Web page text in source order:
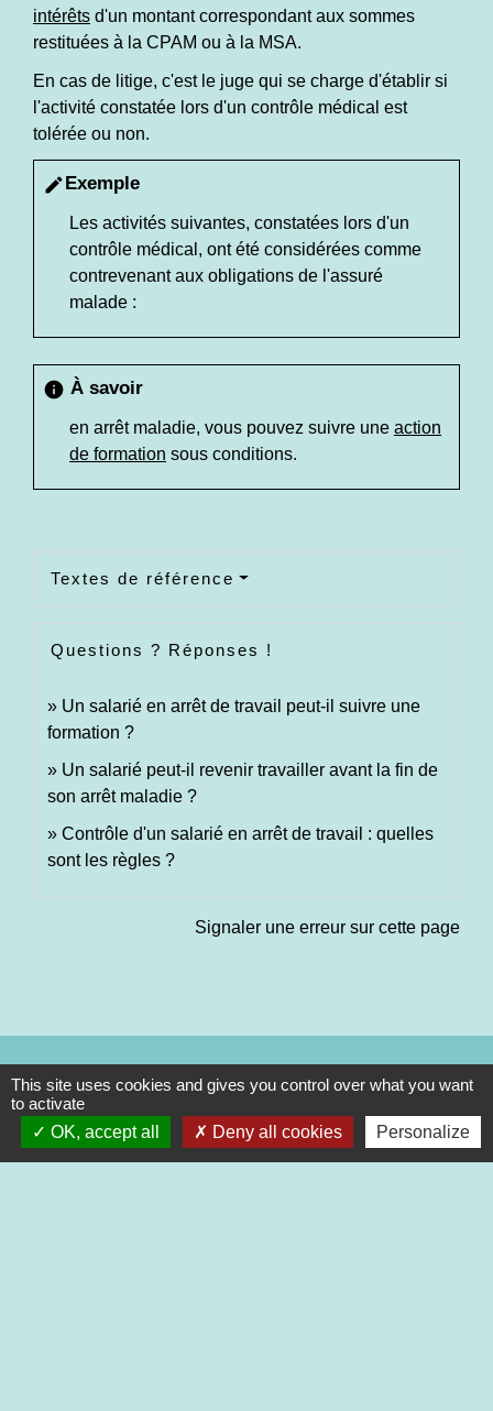
intérêts d'un montant correspondant aux sommes
restituées à la CPAM ou à la MSA.
En cas de litige, c'est le juge qui se charge d'établir si
l'activité constatée lors d'un contrôle médical est
tolérée ou non.
editExemple
Les activités suivantes, constatées lors d'un
contrôle médical, ont été considérées comme
contrevenant aux obligations de l'assuré
malade :
info À savoir
en arrêt maladie, vous pouvez suivre une action
de formation sous conditions.
Textes de référence
Questions ? Réponses !
Un salarié en arrêt de travail peut-il suivre une
formation ?
Un salarié peut-il revenir travailler avant la fin de
son arrêt maladie ?
Contrôle d'un salarié en arrêt de travail : quelles
sont les règles ?
Signaler une erreur sur cette page
2 rue des Ecoles
79400 Saint-Martin-de-Saint-Maixent - FRANCE
+33 5 49 05 52 52
This site uses cookies and gives you control over what you want
to activate
OK, accept all
Deny all cookies Personalize